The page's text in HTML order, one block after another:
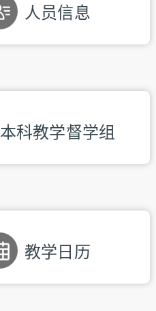
人员信息
本科教学督学组
教学日历